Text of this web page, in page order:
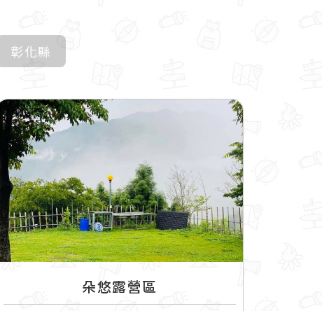
彰化縣
朵悠露營區